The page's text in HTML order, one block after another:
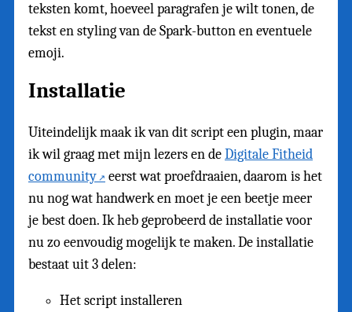
teksten komt, hoeveel paragrafen je wilt tonen, de
tekst en styling van de Spark-button en eventuele
emoji.
Installatie
Uiteindelijk maak ik van dit script een plugin, maar
ik wil graag met mijn lezers en deDigitale Fitheid
community
eerst wat proefdraaien, daarom is het
nu nog wat handwerk en moet je een beetje meer
je best doen. Ik heb geprobeerd de installatie voor
nu zo eenvoudig mogelijk te maken. De installatie
bestaat uit 3 delen:
Het script installeren